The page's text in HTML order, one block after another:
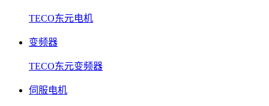
TECO东元电机
变频器
TECO东元变频器
伺服电机